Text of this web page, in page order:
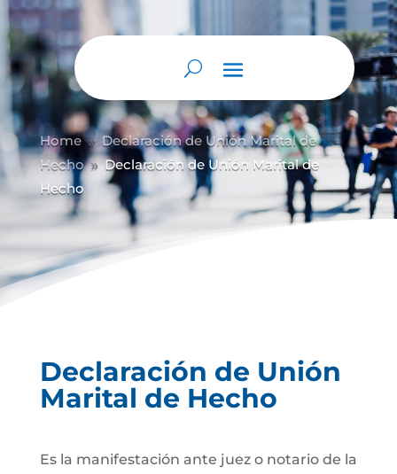
Home 9 Declaración de Unión Marital de
Hecho 9 Declaración de Unión Marital de
Hecho
Declaración de Unión
Marital de Hecho
Es la manifestación ante juez o notario de la